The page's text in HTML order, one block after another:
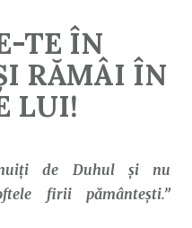
TE ÎN
RĂMÂI ÎN
LUI!
de Duhul şi nu
firii pământeşti.”